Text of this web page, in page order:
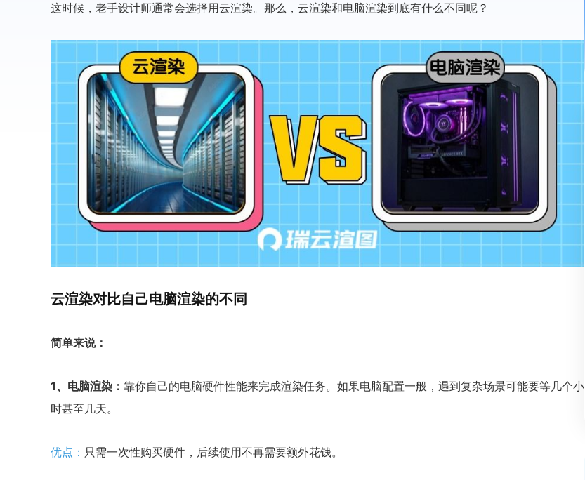
这时候，老手设计师通常会选择用云渲染。那么，云渲染和电脑渲染到底有什么不同呢？
云渲染对比自己电脑渲染的不同
简单来说：
1、电脑渲染： 靠你自己的电脑硬件性能来完成渲染任务。如果电脑配置一般，遇到复杂场景可能要等几个小
时甚至几天。
优点： 只需一次性购买硬件，后续使用不再需要额外花钱。